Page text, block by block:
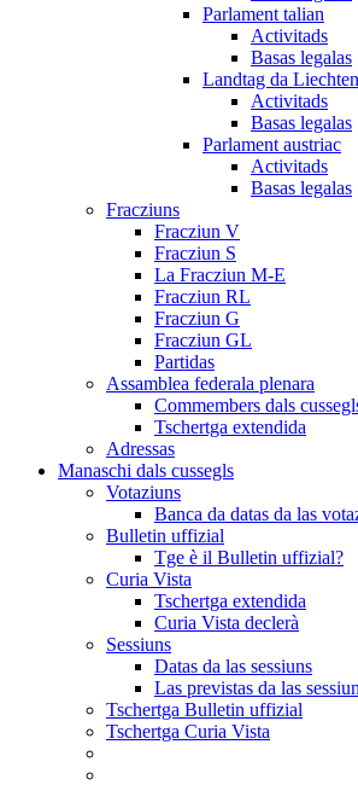
Parlament talian
Activitads
Basas legalas
Landtag da
Activitads
Basas legalas
Parlament austriac
Activitads
Basas legalas
Fracziuns
Fracziun V
Fracziun S
La Fracziun M-E
Fracziun RL
Fracziun G
Fracziun GL
Partidas
Assamblea federala plenara
Commembers dals
Tschertga extendida
Adressas
Manaschi dals cussegls
Votaziuns
Banca da datas da las
Bulletin uffizial
Tge è il Bulletin uffizial?
Curia Vista
Tschertga extendida
Curia Vista declerà
Sessiuns
Datas da las sessiuns
Las previstas da las
Tschertga Bulletin uffizial
Tschertga Curia Vista